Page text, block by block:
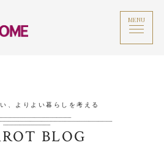
MENU
、よりよい暮らしを考える
BLOG